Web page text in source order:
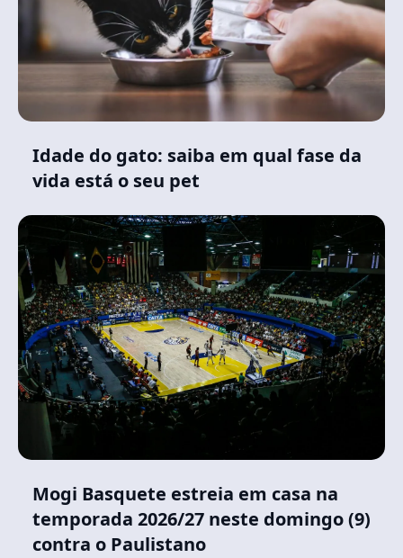
Idade do gato: saiba em qual fase da
vida está o seu pet
Mogi Basquete estreia em casa na
temporada 2026/27 neste domingo (9)
contra o Paulistano